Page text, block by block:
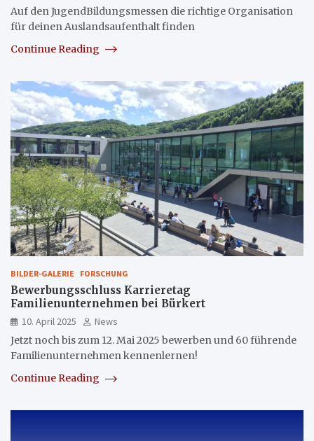
Auf den JugendBildungsmessen die richtige Organisation
für deinen Auslandsaufenthalt finden
Continue Reading
BILDER-GALERIE FORSCHUNG
Bewerbungsschluss Karrieretag
Familienunternehmen bei Bürkert
10. April 2025
News
Jetzt noch bis zum 12. Mai 2025 bewerben und 60 führende
Familienunternehmen kennenlernen!
Continue Reading